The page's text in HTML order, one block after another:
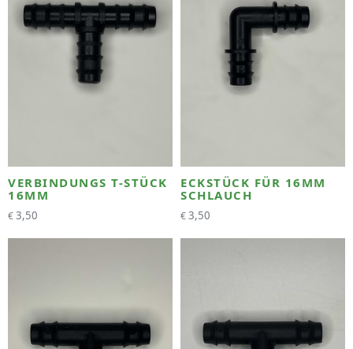
VERBINDUNGS T-STÜCK
16MM
€3,50
ECKSTÜCK FÜR 16MM
SCHLAUCH
€3,50